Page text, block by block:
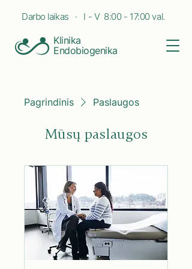
Darbo laikas · I - V 8:00 - 17:00 val.
Klinika
Endobiogenika
Pagrindinis Paslaugos
Mūsų paslaugos